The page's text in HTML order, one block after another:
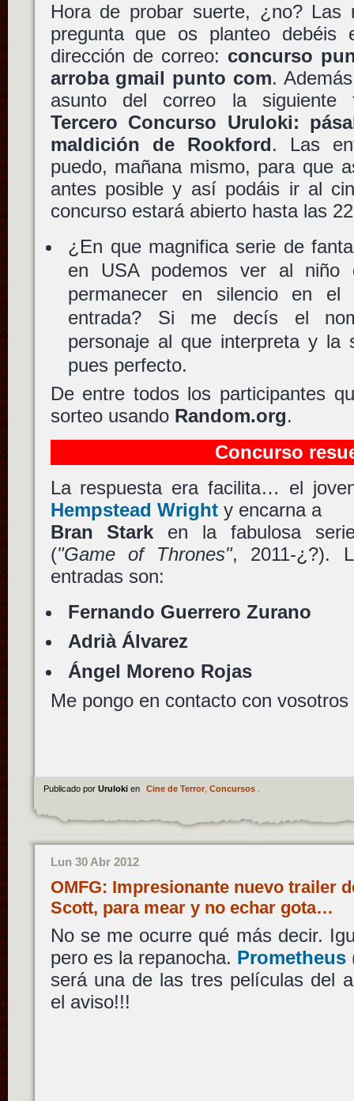
Hora de probar suerte, ¿no? Las
pregunta que os planteo debéis
dirección de correo: concurso
arroba gmail punto com.
asunto del correo la
Tercero Concurso Uruloki:
maldición de Rookford. Las
puedo, mañana mismo, para que
antes posible y así podáis ir al
concurso estará abierto hasta las
¿En que magnifica serie de
en USA podemos ver al niño
permanecer en silencio en
entrada? Si me decís el
personaje al que interpreta y la
pues perfecto.
De entre todos los participantes
sorteo usando Random.org.
Concurso
La respuesta era facilita… el
Hempstead Wrighty encarna a
Bran Stark en la fabulosa
("Game of Thrones", 2011-¿?).
entradas son:
Fernando Guerrero Zurano
Adrià Álvarez
Ángel Moreno Rojas
Me pongo en contacto con
Publicado por Uruloki en Cine de Terror, Concursos.
Lun 30 Abr 2012
OMFG: Impresionante nuevo trailer
Scott, para mear y no echar gota…
No se me ocurre qué más decir.
pero es la repanocha. Prometheus
será una de las tres películas del
el aviso!!!